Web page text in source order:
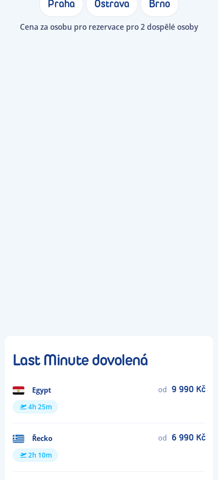
Praha Ostrava Brno
Cena za osobu pro rezervace pro 2 dospělé osoby
Last Minute dovolená
Egypt
4h 25m
od 9 990 Kč
Řecko
2h 10m
od 6 990 Kč